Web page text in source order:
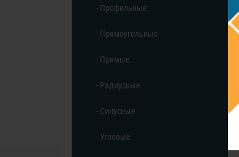
- Профильные
- Прямоугольные
- Прямые
- Радиусные
- Синусные
- Угловые